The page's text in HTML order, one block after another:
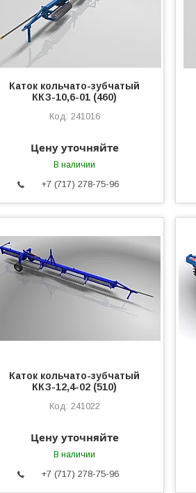
Каток кольчато-зубчатый
ККЗ-10,6-01 (460)
241016
Цену уточняйте
В наличии
+7 (717) 278-75-96
Каток кольчато-зубчатый
ККЗ-12,4-02 (510)
241022
Цену уточняйте
В наличии
+7 (717) 278-75-96